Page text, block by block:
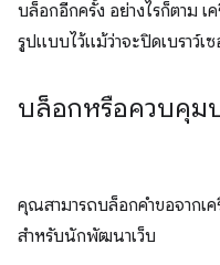
บล็อกอีกครั้ง อย่างไรก็ตาม
รูปแบบไว้แม้ว่าจะปิดเบราว์เ
บล็อกหรือควบคุม
คุณสามารถบล็อกคำขอจากเ
สำหรับนักพัฒนาเว็บ